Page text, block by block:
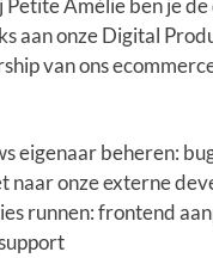
Amélie ben je
aan onze Digital
van ons
eigenaar beheren:
naar onze externe
runnen: frontend